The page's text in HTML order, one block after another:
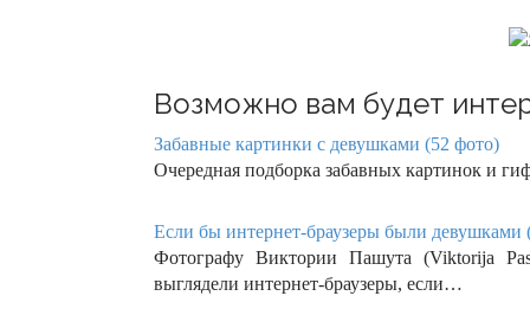
Возможно вам будет
Забавные картинки с девушками (52 фото)
Очередная подборка забавных картинок и
Если бы интернет-браузеры были девушками
Фотографу Виктории Пашута (Viktorija
выглядели интернет-браузеры, если…